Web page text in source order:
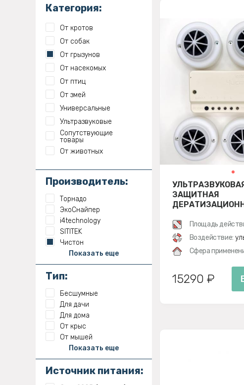
Категория:
От кротов
От собак
От грызунов
От насекомых
От птиц
От змей
Универсальные
Ультразвуковые
Сопутствующие
товары
От животных
Производитель:
Торнадо
ЭкоСнайпер
i4technology
SITITEK
Чистон
Показать еще
Тип:
Бесшумные
Для дачи
Для дома
От крыс
От мышей
Показать еще
Источник питания:
ЗАЩИТНАЯ
Площадь
Воздействие:
Сфера
15290 ₽